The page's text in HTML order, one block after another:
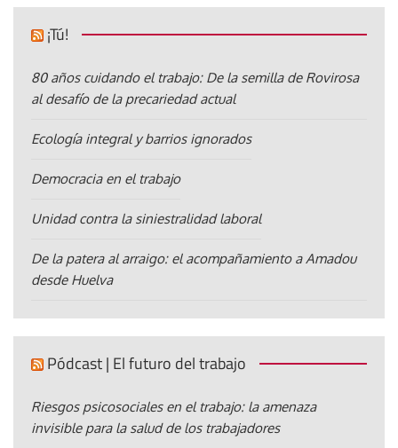
¡Tú!
80 años cuidando el trabajo: De la semilla de Rovirosa
al desafío de la precariedad actual
Ecología integral y barrios ignorados
Democracia en el trabajo
Unidad contra la siniestralidad laboral
De la patera al arraigo: el acompañamiento a Amadou
desde Huelva
Pódcast | El futuro del trabajo
Riesgos psicosociales en el trabajo: la amenaza
invisible para la salud de los trabajadores